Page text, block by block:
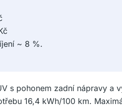
~ 8 %.
s pohonem zadní nápravy a
16,4 kWh/100 km.